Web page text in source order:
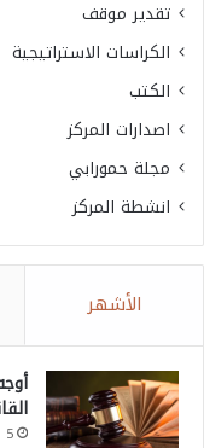
تقدير موقف
الكراسات الاستراتيجية
الكتب
اصدارات المركز
مجلة حمورابي
انشطة المركز
الأشهر
5 سبتمبر، 2025